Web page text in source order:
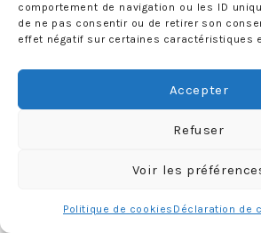
comportement de navigation ou les ID
de ne pas consentir ou de retirer son
effet négatif sur certaines caractéristiques
Accepter
Refuser
Voir les
Politique de cookies Déclaration de
mercredie